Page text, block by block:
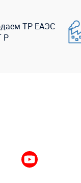
ТР ЕАЭС
Р